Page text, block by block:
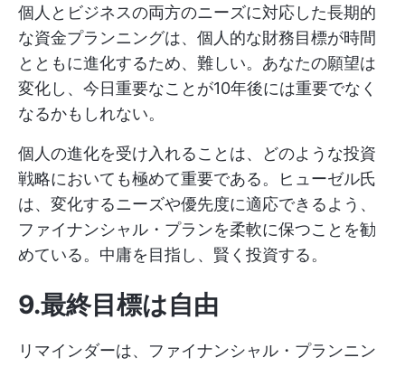
個人とビジネスの両方のニーズに対応した長期的
な資金プランニングは、個人的な財務目標が時間
とともに進化するため、難しい。あなたの願望は
変化し、今日重要なことが10年後には重要でなく
なるかもしれない。
個人の進化を受け入れることは、どのような投資
戦略においても極めて重要である。ヒューゼル氏
は、変化するニーズや優先度に適応できるよう、
ファイナンシャル・プランを柔軟に保つことを勧
めている。中庸を目指し、賢く投資する。
9.最終目標は自由
リマインダーは、ファイナンシャル・プランニン